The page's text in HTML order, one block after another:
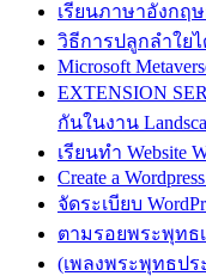
เรียนภาษาอังกฤ
วิธีการปลูกลำใย
Microsoft
EXTENSION
กันในงาน
เรียนทำ Website
Create a
จัดระเบียบ
ตามรอยพระพุทธ
(เพลงพระพุทธป